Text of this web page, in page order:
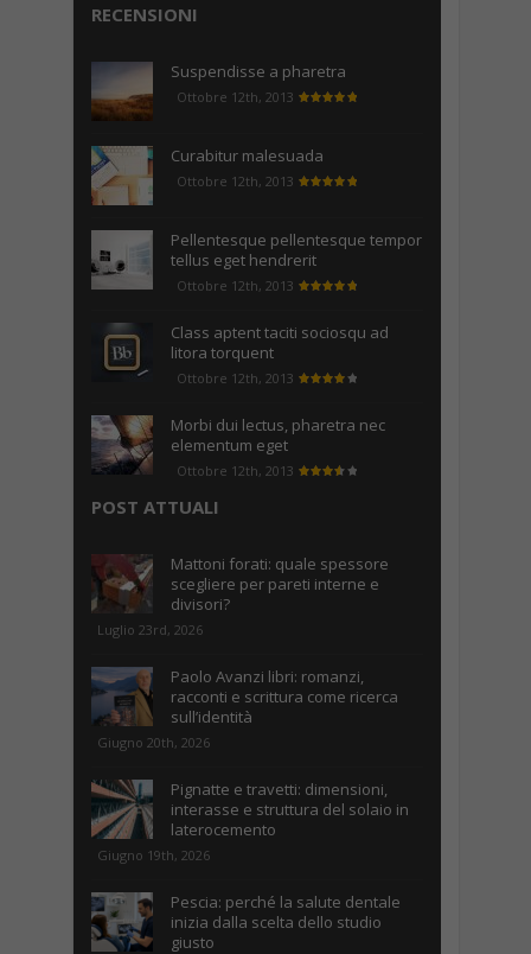
RECENSIONI
Suspendisse a pharetra
Ottobre 12th, 2013
Curabitur malesuada
Ottobre 12th, 2013
Pellentesque pellentesque tempor
tellus eget hendrerit
Ottobre 12th, 2013
Class aptent taciti sociosqu ad
litora torquent
Ottobre 12th, 2013
Morbi dui lectus, pharetra nec
elementum eget
Ottobre 12th, 2013
POST ATTUALI
Mattoni forati: quale spessore
scegliere per pareti interne e
divisori?
Luglio 23rd, 2026
Paolo Avanzi libri: romanzi,
racconti e scrittura come ricerca
sull’identità
Giugno 20th, 2026
Pignatte e travetti: dimensioni,
interasse e struttura del solaio in
laterocemento
Giugno 19th, 2026
Pescia: perché la salute dentale
inizia dalla scelta dello studio
giusto